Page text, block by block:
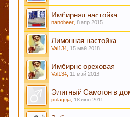
Пиво богато
Пиво содержит витамин
сосудистой и иммунной
Кофе оказывает
Имбирная настойка
nanobeer ,8 апр 2015
Лимонная настойка
Val134 15 май 2018
Имбирно ореховая
Val134 11 май 2018
Элитный Самогон в
pelageja 18 июн 2011